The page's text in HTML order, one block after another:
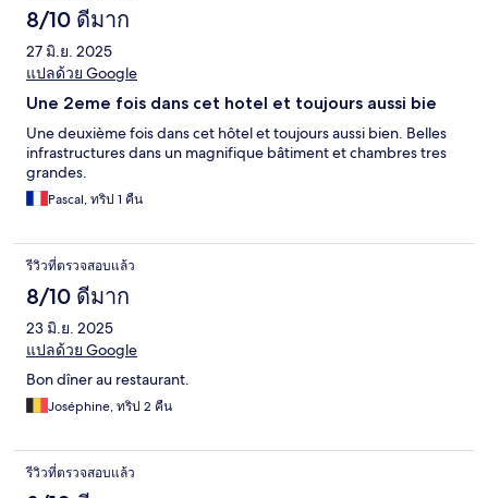
8/10 ดีมาก
27 มิ.ย. 2025
แปลด้วย Google
Une 2eme fois dans cet hotel et toujours aussi bie
Une deuxième fois dans cet hôtel et toujours aussi bien. Belles
infrastructures dans un magnifique bâtiment et chambres tres
grandes.
Pascal, ทริป 1 คืน
รีวิวที่ตรวจสอบแล้ว
8/10 ดีมาก
23 มิ.ย. 2025
แปลด้วย Google
Bon dîner au restaurant.
Joséphine, ทริป 2 คืน
รีวิวที่ตรวจสอบแล้ว